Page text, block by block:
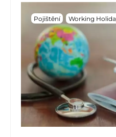
Pojištění Working